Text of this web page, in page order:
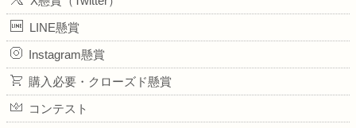
LINE懸賞
Instagram懸賞
購入必要・クローズド懸賞
コンテスト